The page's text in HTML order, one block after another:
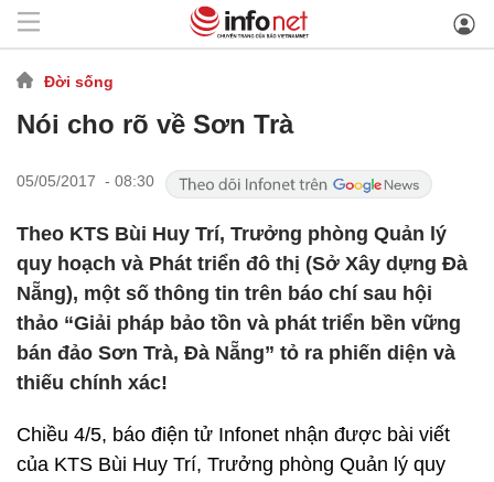
Đời sống
Nói cho rõ về Sơn Trà
05/05/2017 - 08:30
Theo KTS Bùi Huy Trí, Trưởng phòng Quản lý
quy hoạch và Phát triển đô thị (Sở Xây dựng Đà
Nẵng), một số thông tin trên báo chí sau hội
thảo “Giải pháp bảo tồn và phát triển bền vững
bán đảo Sơn Trà, Đà Nẵng” tỏ ra phiến diện và
thiếu chính xác!
Chiều 4/5, báo điện tử Infonet nhận được bài viết
của KTS Bùi Huy Trí, Trưởng phòng Quản lý quy